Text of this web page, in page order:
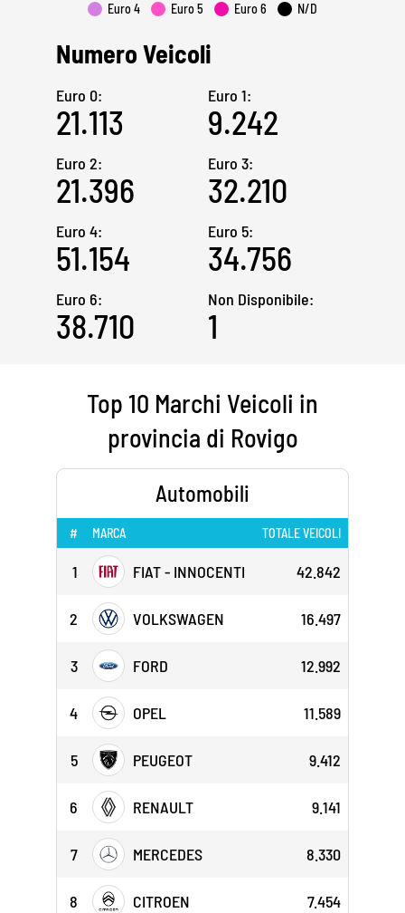
Euro 4
Euro 5 Euro 6 N/D
Numero Veicoli
Euro 0:
21.113
Euro 1:
9.242
Euro 2:
21.396
Euro 3:
32.210
Euro 4:
51.154
Euro 5:
34.756
Euro 6:
38.710
Non Disponibile:
1
Top 10 Marchi Veicoli in
provincia di Rovigo
Automobili
# MARCA TOTALE VEICOLI
1 FIAT - INNOCENTI 42.842
2 VOLKSWAGEN 16.497
3 FORD 12.992
4 OPEL 11.589
5 PEUGEOT 9.412
6 RENAULT 9.141
7 MERCEDES 8.330
8 CITROEN 7.454